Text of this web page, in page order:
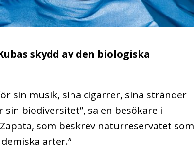
skydd av den biologiska
sin musik, sina cigarrer, sina stränder
biodiversitet”, sa en besökare i
som beskrev naturreservatet som
arter.”